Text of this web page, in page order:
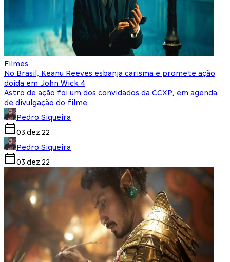
Filmes
No Brasil, Keanu Reeves esbanja carisma e promete ação
doida em John Wick 4
Astro de ação foi um dos convidados da CCXP, em agenda
de divulgação do filme
Pedro Siqueira
03.dez.22
Pedro Siqueira
03.dez.22